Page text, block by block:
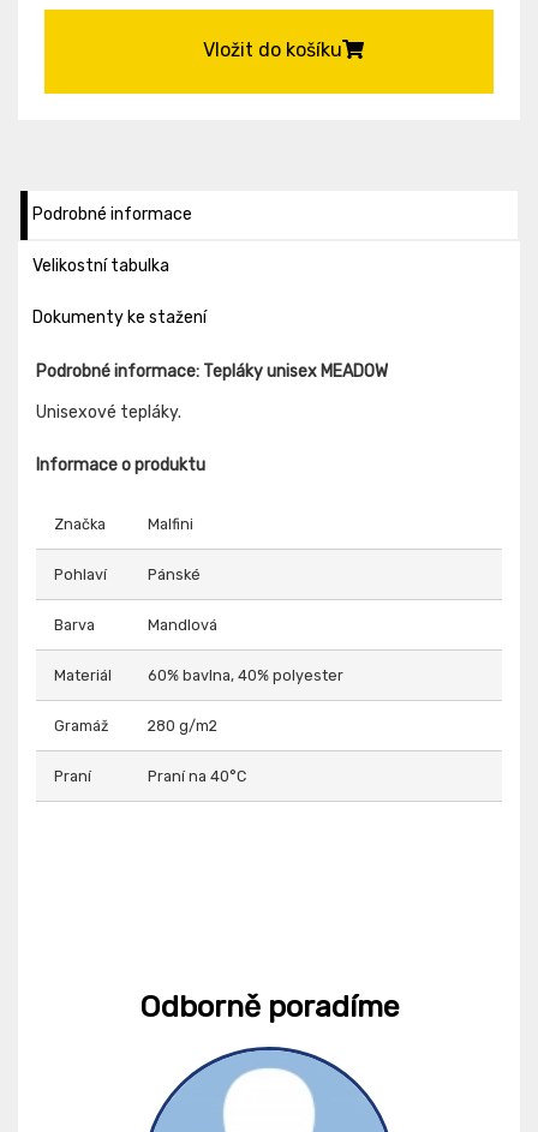
Vložit do košíku
Podrobné informace
Velikostní tabulka
Dokumenty ke stažení
Podrobné informace: Tepláky unisex MEADOW
Unisexové tepláky.
Informace o produktu
Značka Malfini
Pohlaví Pánské
Barva Mandlová
Materiál 60% bavlna, 40% polyester
Gramáž 280 g/m2
Praní Praní na 40°C
Odborně poradíme